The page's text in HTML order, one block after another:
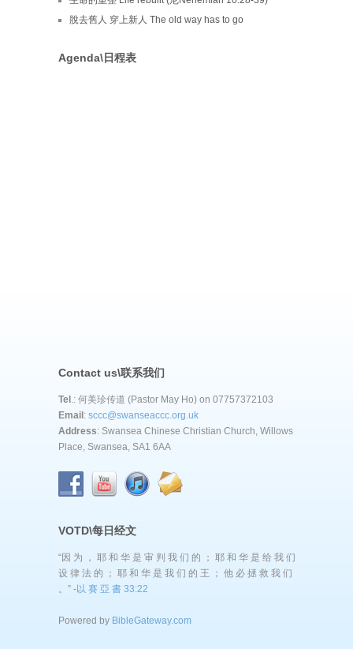
脫去舊人 穿上新人 The old way has to go
Agenda\日程表
Contact us\联系我们
Tel.: 何美珍传道 (Pastor May Ho) on 07757372103
Email: sccc@swanseaccc.org.uk
Address: Swansea Chinese Christian Church, Willows
Place, Swansea, SA1 6AA
VOTD\每日经文
“因 为 ， 耶 和 华 是 审 判 我 们 的 ； 耶 和 华 是 给 我 们
设 律 法 的 ； 耶 和 华 是 我 们 的 王 ； 他 必 拯 救 我 们
。” -以 賽 亞 書 33:22
Powered by BibleGateway.com